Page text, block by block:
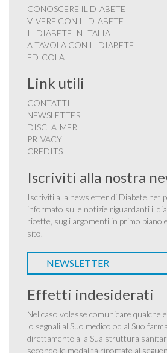
CONOSCERE IL DIABETE
VIVERE CON IL DIABETE
IL DIABETE IN ITALIA
A TAVOLA CON IL DIABETE
EDICOLA
Link utili
CONTATTI
NEWSLETTER
DISCLAIMER
PRIVACY
CREDITS
Iscriviti alla nostra
Iscriviti alla newsletter di Diabete.net
informato sulle notizie riguardanti il
ricette, sugli argomenti in primo piano
sito.
NEWSLETTER
Effetti indesiderati
Nel caso volesse comunicare qualche
lo segnali al Suo medico od al Suo
direttamente alla Sua struttura
secondo le modalità riportate al